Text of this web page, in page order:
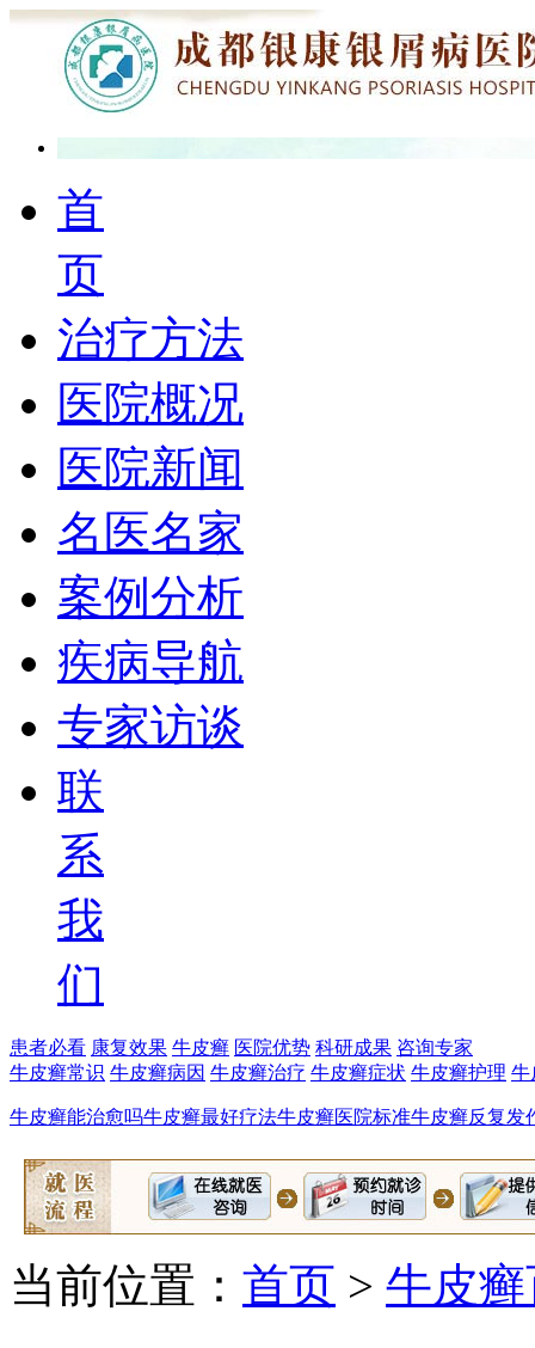
首
页
治疗方法
医院概况
医院新闻
名医名家
案例分析
疾病导航
专家访谈
联
系
我
们
患者必看 康复效果 牛皮癣 医院优势 科研成果 咨询专家
牛皮癣常识 牛皮癣病因 牛皮癣治疗 牛皮癣症状 牛皮癣护理 牛
牛皮癣能治愈吗牛皮癣最好疗法牛皮癣医院标准牛皮癣反复发
当前位置： 首页 > 牛皮